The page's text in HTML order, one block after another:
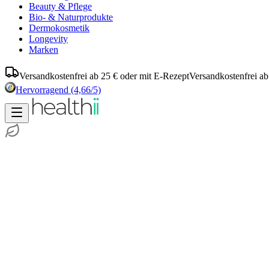
Beauty & Pflege
Bio- & Naturprodukte
Dermokosmetik
Longevity
Marken
Versandkostenfrei ab 25 € oder mit E-RezeptVersandkostenfrei
Hervorragend (4,66/5)